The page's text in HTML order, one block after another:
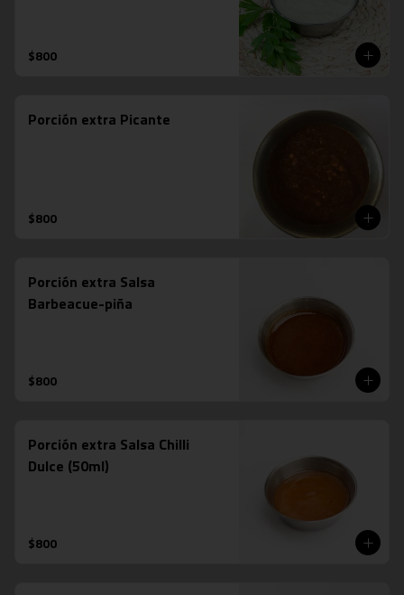
$800
Porción extra Picante
$800
Porción extra Salsa
Barbeacue-piña
$800
Porción extra Salsa Chilli
Dulce (50ml)
$800